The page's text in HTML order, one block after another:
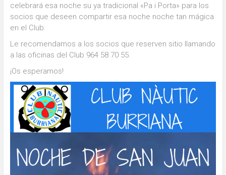
celebrará esa noche su ya tradicional «Pa i Porta» para los
socios que deseen compartir esa noche noche tan mágica
en el Club.
Le recomendamos a los socios que reserven sitio llamando
a las oficinas del Club 964 58 70 55.
¡Os esperamos!